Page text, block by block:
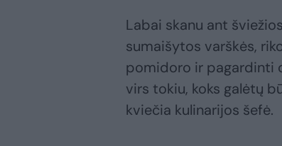
Labai skanu ant
sumaišytos varškės,
pomidoro ir pagardinti
virs tokiu, koks galėtų
kviečia kulinarijos šefė.